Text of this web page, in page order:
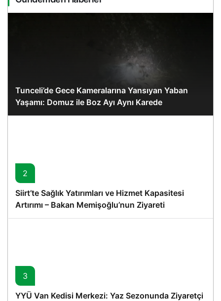
Tunceli’de Gece Kameralarına Yansıyan Yaban
Yaşamı: Domuz ile Boz Ayı Aynı Karede
2
Siirt’te Sağlık Yatırımları ve Hizmet Kapasitesi
Artırımı – Bakan Memişoğlu’nun Ziyareti
3
YYÜ Van Kedisi Merkezi: Yaz Sezonunda Ziyaretçi